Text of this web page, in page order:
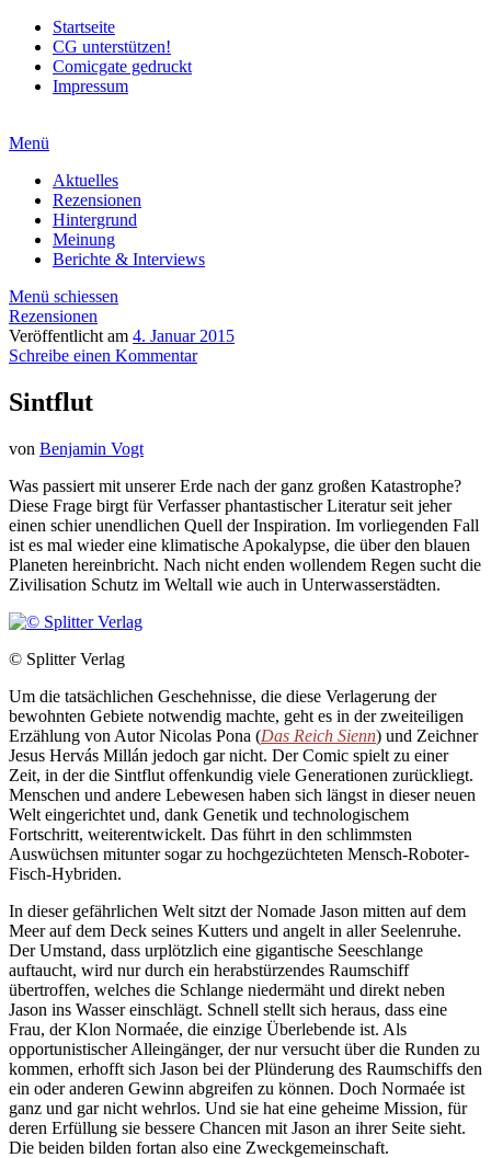
Startseite
CG unterstützen!
Comicgate gedruckt
Impressum
Menü
Aktuelles
Rezensionen
Hintergrund
Meinung
Berichte & Interviews
Menü schiessen
Rezensionen
Veröffentlicht am 4. Januar 2015
Schreibe einen Kommentar
Sintflut
von Benjamin Vogt
Was passiert mit unserer Erde nach der ganz großen Katastrophe?
Diese Frage birgt für Verfasser phantastischer Literatur seit jeher
einen schier unendlichen Quell der Inspiration. Im vorliegenden Fall
ist es mal wieder eine klimatische Apokalypse, die über den blauen
Planeten hereinbricht. Nach nicht enden wollendem Regen sucht die
Zivilisation Schutz im Weltall wie auch in Unterwasserstädten.
© Splitter Verlag
Um die tatsächlichen Geschehnisse, die diese Verlagerung der
bewohnten Gebiete notwendig machte, geht es in der zweiteiligen
Erzählung von Autor Nicolas Pona (Das Reich Sienn) und Zeichner
Jesus Hervás Millán jedoch gar nicht. Der Comic spielt zu einer
Zeit, in der die Sintflut offenkundig viele Generationen zurückliegt.
Menschen und andere Lebewesen haben sich längst in dieser neuen
Welt eingerichtet und, dank Genetik und technologischem
Fortschritt, weiterentwickelt. Das führt in den schlimmsten
Auswüchsen mitunter sogar zu hochgezüchteten Mensch-Roboter-
Fisch-Hybriden.
In dieser gefährlichen Welt sitzt der Nomade Jason mitten auf dem
Meer auf dem Deck seines Kutters und angelt in aller Seelenruhe.
Der Umstand, dass urplötzlich eine gigantische Seeschlange
auftaucht, wird nur durch ein herabstürzendes Raumschiff
übertroffen, welches die Schlange niedermäht und direkt neben
Jason ins Wasser einschlägt. Schnell stellt sich heraus, dass eine
Frau, der Klon Normaée, die einzige Überlebende ist. Als
opportunistischer Alleingänger, der nur versucht über die Runden zu
kommen, erhofft sich Jason bei der Plünderung des Raumschiffs den
ein oder anderen Gewinn abgreifen zu können. Doch Normaée ist
ganz und gar nicht wehrlos. Und sie hat eine geheime Mission, für
deren Erfüllung sie bessere Chancen mit Jason an ihrer Seite sieht.
Die beiden bilden fortan also eine Zweckgemeinschaft.